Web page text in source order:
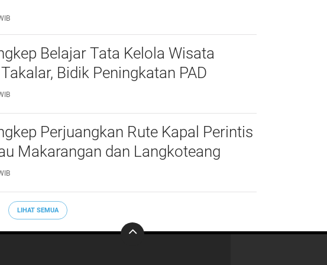
Belajar Tata Kelola Wisata
Bidik Peningkatan PAD
Perjuangkan Rute Kapal Perintis
Makarangan dan Langkoteang
LIHAT SEMUA